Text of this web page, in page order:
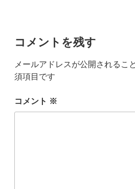
コメントを残す
メールアドレスが公開されるこ
須項目です
コメント ※